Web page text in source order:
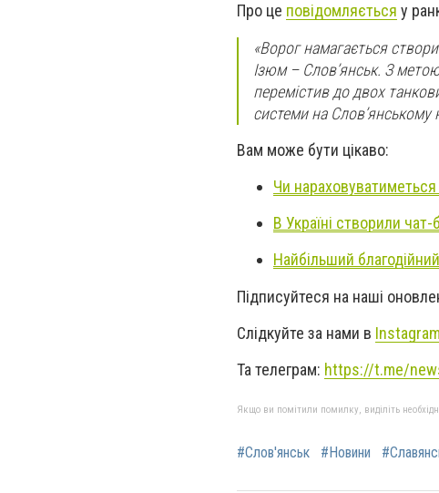
Про це повідомляється у
«Ворог намагається
Ізюм – Слов’янськ. З
перемістив до двох
системи на Слов’янському
Вам може бути цікаво:
Чи
В Україні створили
Найбільший
Підписуйтеся на наші
Слідкуйте за нами в Instagram
Та телеграм: https://t.me/
Якщо ви помітили помилку, виділіть
#Слов'янськ #Новини